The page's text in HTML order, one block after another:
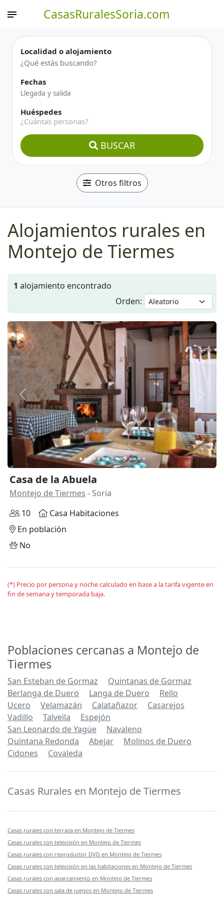
CasasRuralesSoria.com
Localidad o alojamiento
Fechas
Huéspedes
¿Cuántas personas?
BUSCAR
Otros filtros
Alojamientos rurales en
Montejo de Tiermes
1 alojamiento encontrado
Orden:
Anterior
Casa de la Abuela
Montejo de Tiermes - Soria
10
Casa Habitaciones
En población
No
(*) Precio por persona y noche calculado en base a la tarifa vigente en
fin de semana y temporada baja.
Poblaciones cercanas a Montejo de
Tiermes
San Esteban de Gormaz
Quintanas de Gormaz
Berlanga de Duero
Langa de Duero
Rello
Ucero
Velamazán Calatañazor
Casarejos
Vadillo
Talveila
Espejón
San Leonardo de Yagüe
Navaleno
Quintana Redonda
Abejar
Molinos de Duero
Cidones
Covaleda
Casas Rurales en Montejo de Tiermes
Casas rurales con terraza en Montejo de Tiermes
Casas rurales con televisión en Montejo de Tiermes
Casas rurales con reproductor DVD en Montejo de Tiermes
Casas rurales con televisión en las habitaciones en Montejo de Tiermes
Casas rurales con aparcamiento en Montejo de Tiermes
Casas rurales con sala de juegos en Montejo de Tiermes